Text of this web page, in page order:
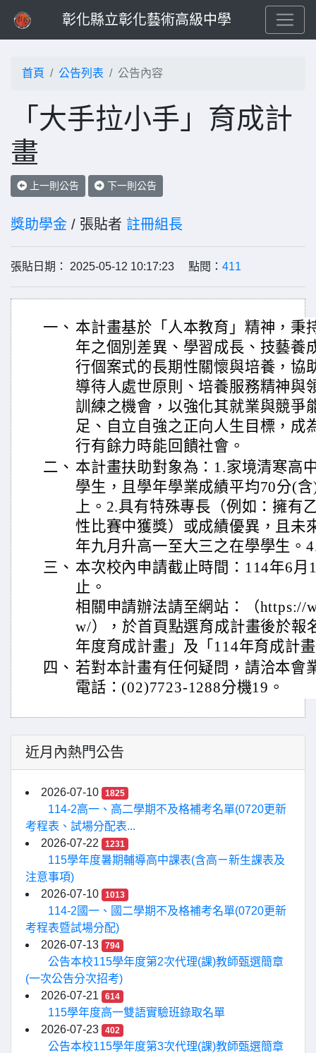
彰化縣立彰化藝術高級中學
首頁 公告列表 公告內容
「大手拉小手」育成計
畫
上一則公告 下一則公告
獎助學金 / 張貼者 註冊組長
張貼日期： 2025-05-12 10:17:23 點閱： 411
一、 本計畫基於「人本教育」精神，秉
年之個別差異、學習成長、技藝養
行個案式的長期性關懷與培養，協
導待人處世原則、培養服務精神與
訓練之機會，以強化其就業與競爭
足、自立自強之正向人生目標，成
行有餘力時能回饋社會。
二、 本計畫扶助對象為：1.家境清寒高
學生，且學年學業成績平均70分(
上。2.具有特殊專長（例如：擁有
性比賽中獲獎）或成績優異，且未
年九月升高一至大三之在學學生。
三、 本次校內申請截止時間：114年6月
止。
相關申請辦法請至網站：（https://
w/），於首頁點選育成計畫後於報
年度育成計畫」及「114年育成計
四、 若對本計畫有任何疑問，請洽本會
電話：(02)7723-1288分機19。
近月內熱門公告
2026-07-10 1825
114-2高一、高二學期不及格補考名單(0720更新
考程表、試場分配表...
2026-07-22
1231
115學年度暑期輔導高中課表(含高ㄧ新生課表及
注意事項)
2026-07-10
1013
114-2國一、國二學期不及格補考名單(0720更新
考程表暨試場分配)
2026-07-13
794
公告本校115學年度第2次代理(課)教師甄選簡章
(一次公告分次招考)
2026-07-21
614
115學年度高一雙語實驗班錄取名單
2026-07-23
402
公告本校115學年度第3次代理(課)教師甄選簡章